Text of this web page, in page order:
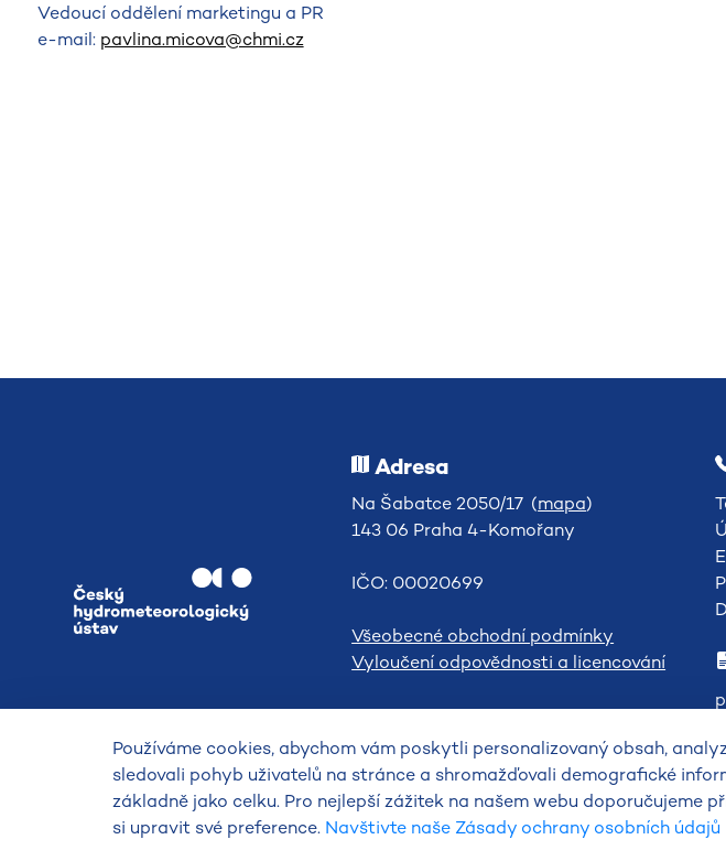
Vedoucí oddělení marketingu a PR
e-mail: pavlina.micova@chmi.cz
Adresa
Na Šabatce 2050/17 (mapa)
143 06 Praha 4-Komořany
IČO: 00020699
Všeobecné obchodní podmínky
Vyloučení odpovědnosti a licencování
2026Český hydrometeorologický
ústav
Používáme cookies, abychom vám poskytli personalizovaný obsah,
sledovali pohyb uživatelů na stránce a shromažďovali demografické
základně jako celku. Pro nejlepší zážitek na našem webu doporučujeme
si upravit své preference. Navštivte naše Zásady ochrany osobních údajů